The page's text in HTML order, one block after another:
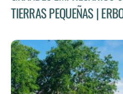
TIERRAS PEQUEÑAS |